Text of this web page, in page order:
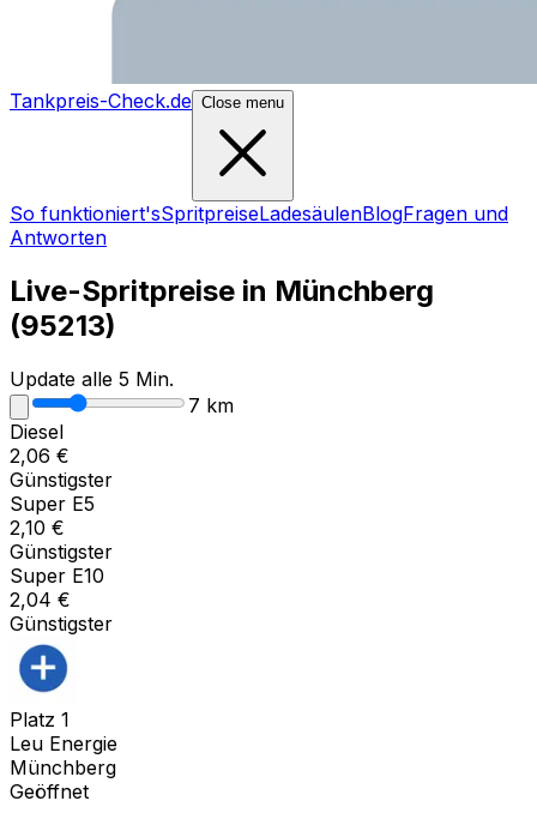
Tankpreis-Check.de Close menu
So funktioniert'sSpritpreiseLadesäulenBlogFragen und
Antworten
Live-Spritpreise in Münchberg
(95213)
Update alle 5 Min.
7 km
Diesel
2,06 €
Günstigster
Super E5
2,10 €
Günstigster
Super E10
2,04 €
Günstigster
Platz 1
Leu Energie
Münchberg
Geöffnet